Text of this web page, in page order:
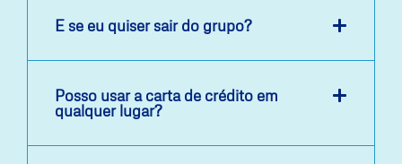
E se eu quiser sair do grupo?
Posso usar a carta de crédito em
qualquer lugar?